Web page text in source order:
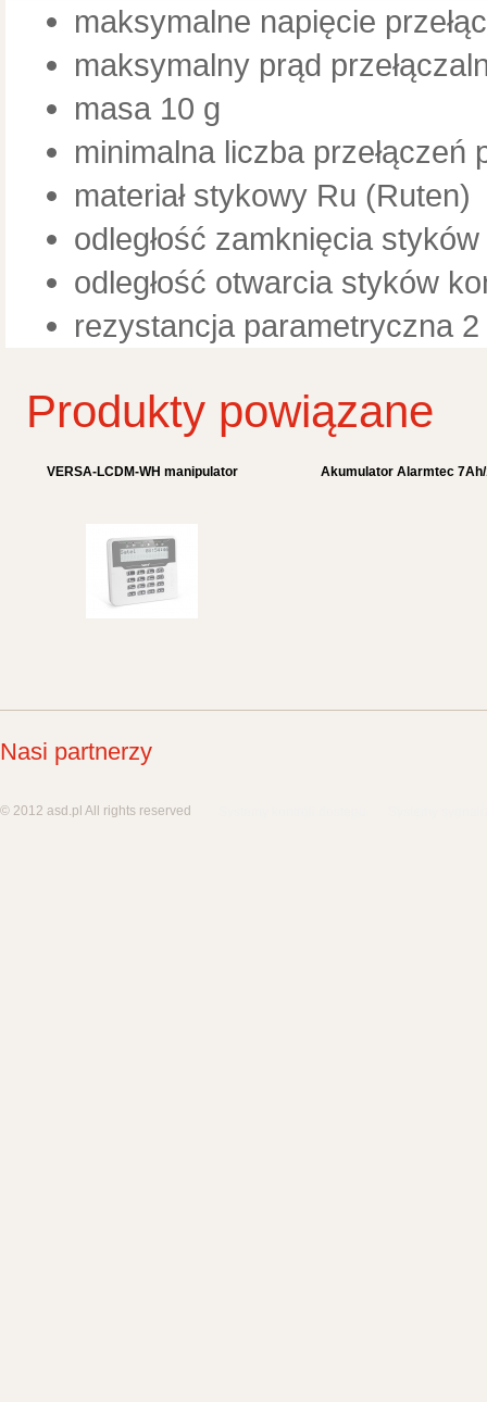
maksymalne napięcie
maksymalny prąd
masa 10 g
minimalna liczba
materiał stykowy Ru (Ruten)
odległość zamknięcia
odległość otwarcia styków
rezystancja parametryczna
Produkty powiązane
VERSA-LCDM-WH manipulator Akumulator Alarmtec 7Ah/
Nasi partnerzy
© 2012 asd.pl All rights reserved